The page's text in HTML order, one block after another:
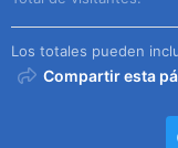
Los totales pueden
Compartir esta